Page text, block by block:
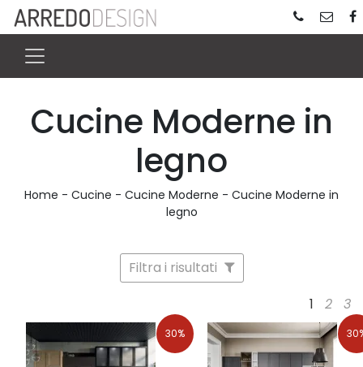
Cucine Moderne in
legno
Home - Cucine - Cucine Moderne - Cucine Moderne in
legno
Filtra i risultati
1
2 3
30%